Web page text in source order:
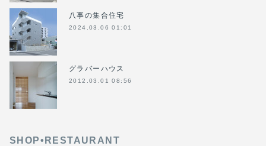
八事の集合住宅
2024.03.06 01:01
グラバーハウス
2012.03.01 08:56
SHOP•RESTAURANT